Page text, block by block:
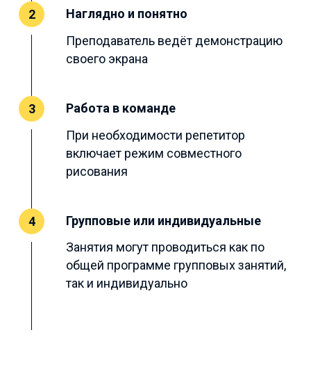
2
Наглядно и понятно
Преподаватель ведёт демонстрацию
своего экрана
3
Работа в команде
При необходимости репетитор
включает режим совместного
рисования
4
Групповые или индивидуальные
Занятия могут проводиться как по
общей программе групповых занятий,
так и индивидуально